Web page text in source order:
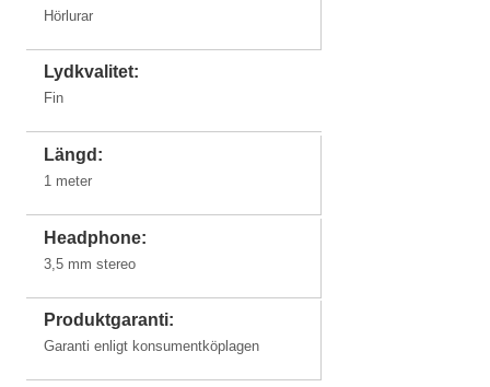
13"
MacBook Pro
iMac
Hörlurar
Lydkvalitet:
Fin
Längd:
1 meter
Headphone:
3,5 mm stereo
Produktgaranti:
Garanti enligt konsumentköplagen